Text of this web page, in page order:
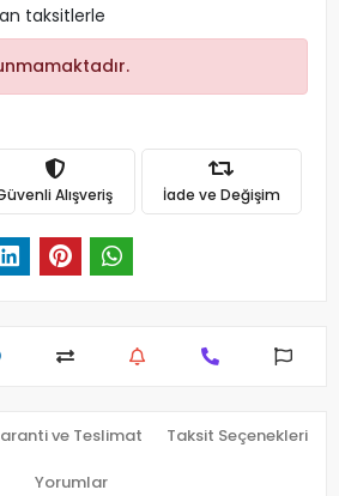
taksitlerle
Alışveriş İade ve Değişim
ve Teslimat Taksit Seçenekleri
Yorumlar